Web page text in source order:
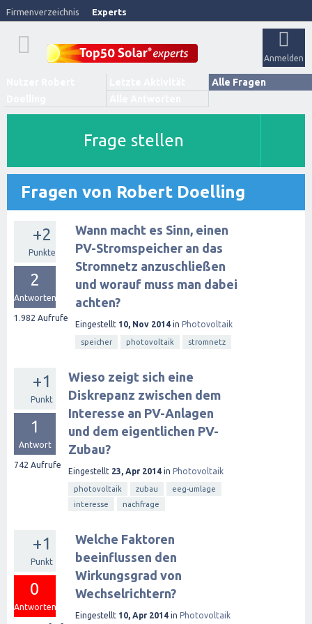
Firmenverzeichnis Experts
Anmelden
Alle Fragen
Frage stellen
Fragen von Robert Doelling
+2
Punkte
2
Antworten
1.982 Aufrufe
Wann macht es Sinn, einen
PV-Stromspeicher an das
Stromnetz anzuschließen
und worauf muss man dabei
achten?
Eingestellt 10, Nov 2014 in Photovoltaik
speicher photovoltaik stromnetz
+1
Punkt
1
Antwort
742 Aufrufe
Wieso zeigt sich eine
Diskrepanz zwischen dem
Interesse an PV-Anlagen
und dem eigentlichen PV-
Zubau?
Eingestellt 23, Apr 2014 in Photovoltaik
photovoltaik zubau
eeg-umlage
interesse
nachfrage
+1
Punkt
0
Antworten
Welche Faktoren
beeinflussen den
Wirkungsgrad von
Wechselrichtern?
Eingestellt 10, Apr 2014 in Photovoltaik